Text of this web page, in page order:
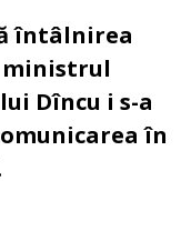
întâlnirea
ministrul
Dîncu i s-a
în